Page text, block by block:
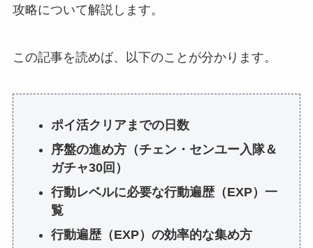
攻略について解説します。
この記事を読めば、以下のことが分かります。
ポイ活クリアまでの日数
序盤の進め方（チェン・センユー入隊＆
ガチャ30回）
行動レベルに必要な行動遍歴（EXP）一
覧
行動遍歴（EXP）の効率的な集め方